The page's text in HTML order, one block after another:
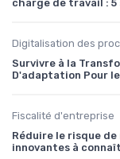
charge de travail :
Digitalisation des
Survivre à la
D'adaptation Pour
Fiscalité d'entreprise
Réduire le risque
innovantes à